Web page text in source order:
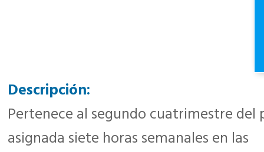
Descripción:
Pertenece al segundo cuatrimestre
asignada siete horas semanales en las